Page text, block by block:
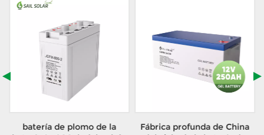
batería de plomo de la
Fábrica profunda de China